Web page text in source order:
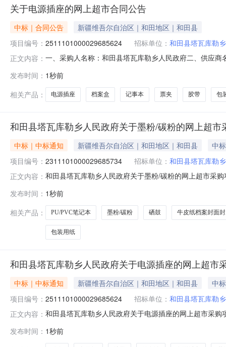
关于电源插座的网上超市合同公告
中标｜合同公告
新疆维吾尔自治区｜和田地区｜和田县
项目编号： 2511101000029685624 招标单位： 和田县塔瓦库勒
正文内容： 一、采购人名称：和田县塔瓦库勒乡人民政府二、供应
5.00653252齐心Q310-1报告夹齐心/ComixQ310-1包
发布时间： 1秒前
相关产品：
电源插座 档案盒 记事本 票夹 胶带 包
和田县塔瓦库勒乡人民政府关于墨粉/碳粉的网上超市
中标｜中标通知 新疆维吾尔自治区｜和田地区｜和田县
中
项目编号： 2311101000029685734 招标单位： 和田县塔瓦库勒
正文内容： 和田县塔瓦库勒乡人民政府关于墨粉/碳粉的网上超市采
政区划编码:653221项目所在行政区划名称:新疆维吾尔
发布时间： 1秒前
相关产品：
PU/PVC笔记本 墨粉/碳粉 硒鼓 牛皮纸档案封面
包装用纸
和田县塔瓦库勒乡人民政府关于电源插座的网上超市
中标｜中标通知 新疆维吾尔自治区｜和田地区｜和田县
中
项目编号： 2511101000029685624 招标单位： 和田县塔瓦库勒
正文内容： 和田县塔瓦库勒乡人民政府关于电源插座的网上超市采
额（元）:项目所在行政区划编码:653221项目所在行政
发布时间： 1秒前